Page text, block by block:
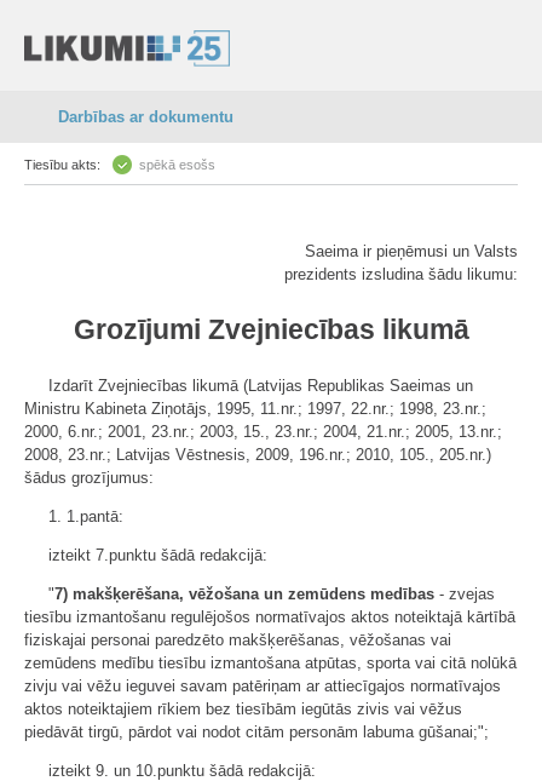
Darbības ar dokumentu
Tiesību akts: spēkā esošs
Saeima ir pieņēmusi un Valsts
prezidents izsludina šādu likumu:
Grozījumi Zvejniecības likumā
Izdarīt Zvejniecības likumā (Latvijas Republikas Saeimas un
Ministru Kabineta Ziņotājs, 1995, 11.nr.; 1997, 22.nr.; 1998, 23.nr.;
2000, 6.nr.; 2001, 23.nr.; 2003, 15., 23.nr.; 2004, 21.nr.; 2005, 13.nr.;
2008, 23.nr.; Latvijas Vēstnesis, 2009, 196.nr.; 2010, 105., 205.nr.)
šādus grozījumus:
1. 1.pantā:
izteikt 7.punktu šādā redakcijā:
"7) makšķerēšana, vēžošana un zemūdens medības - zvejas
tiesību izmantošanu regulējošos normatīvajos aktos noteiktajā kārtībā
fiziskajai personai paredzēto makšķerēšanas, vēžošanas vai
zemūdens medību tiesību izmantošana atpūtas, sporta vai citā nolūkā
zivju vai vēžu ieguvei savam patēriņam ar attiecīgajos normatīvajos
aktos noteiktajiem rīkiem bez tiesībām iegūtās zivis vai vēžus
piedāvāt tirgū, pārdot vai nodot citām personām labuma gūšanai;";
izteikt 9. un 10.punktu šādā redakcijā: